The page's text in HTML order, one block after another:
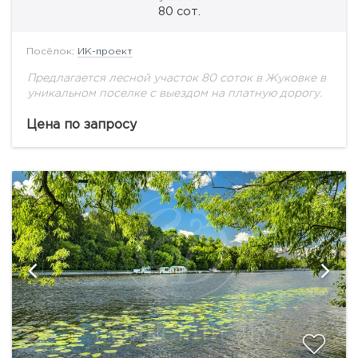
80 сот.
Посёлок: ИК-проект
Предлагается лесной участок 80 соток в Жуковке в
уникальном поселке с выездом на платную дорогу.
Цена по запросу